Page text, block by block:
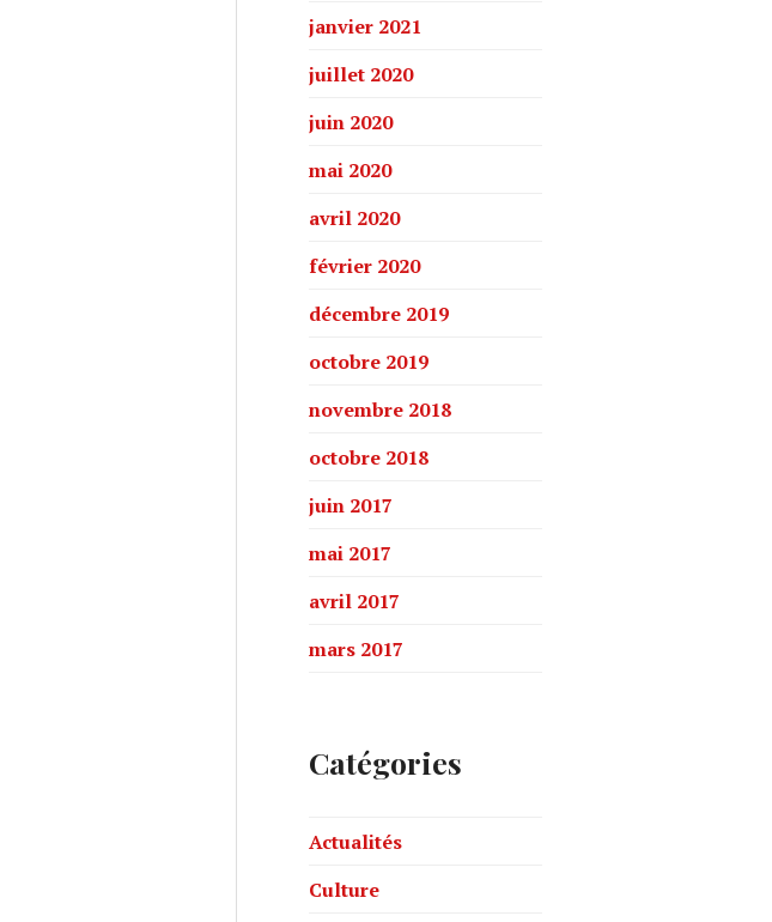
janvier 2021
juillet 2020
juin 2020
mai 2020
avril 2020
février 2020
décembre 2019
octobre 2019
novembre 2018
octobre 2018
juin 2017
mai 2017
avril 2017
mars 2017
Catégories
Actualités
Culture